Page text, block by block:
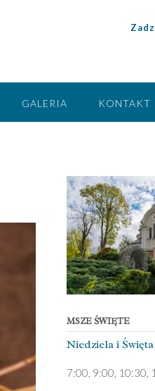
GALERIA KONTAKT
MSZE ŚWIĘTE
Niedziela ­i Święta
7:00, 9:00, 10:30,